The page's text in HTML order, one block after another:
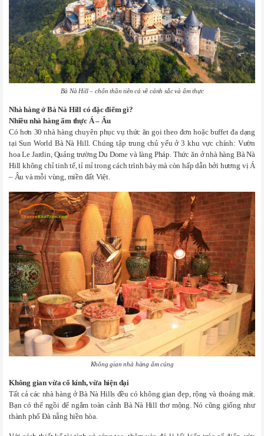
Bà Nà Hill – chốn thần tiên cả về cảnh sắc và ẩm thực
Nhà hàng ở Bà Nà Hill có đặc điểm gì?
Nhiều nhà hàng ẩm thực Á – Âu
Có hơn 30 nhà hàng chuyên phục vụ thức ăn gọi theo đơn hoặc buffet đa dạng
tại Sun World Bà Nà Hill. Chúng tập trung chủ yếu ở 3 khu vực chính: Vườn
hoa Le Jardin, Quảng trường Du Dome và làng Pháp. Thức ăn ở nhà hàng Bà Nà
Hill không chỉ tinh tế, tỉ mỉ trong cách trình bày mà còn hấp dẫn bởi hương vị Á
– Âu và mỗi vùng, miền đất Việt.
Không gian nhà hàng ấm cúng
Không gian vừa cổ kính, vừa hiện đại
Tất cả các nhà hàng ở Bà Nà Hills đều có không gian đẹp, rộng và thoáng mát.
Bạn có thể ngồi để ngắm toàn cảnh Bà Nà Hill thơ mộng. Nó cũng giống như
thành phố Đà nẵng hiền hòa.